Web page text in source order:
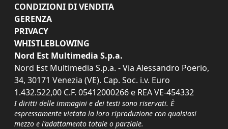
CONDIZIONI DI VENDITA
GERENZA
PRIVACY
WHISTLEBLOWING
Nord Est Multimedia S.p.a.
Nord Est Multimedia S.p.a. - Via Alessandro Poerio,
34, 30171 Venezia (VE). Cap. Soc. i.v. Euro
1.432.522,00 C.F. 05412000266 e REA VE-454332
I diritti delle immagini e dei testi sono riservati. È
espressamente vietata la loro riproduzione con qualsiasi
mezzo e l'adattamento totale o parziale.